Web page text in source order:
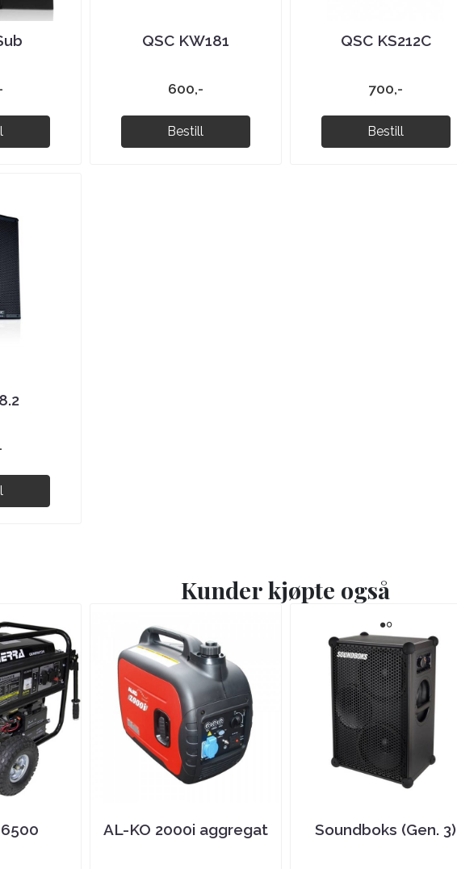
QSC KW181
600,-
Bestill
QSC KS212C
700,-
Bestill
Kunder kjøpte også
AL-KO 2000i aggregat Soundboks (Gen. 3)